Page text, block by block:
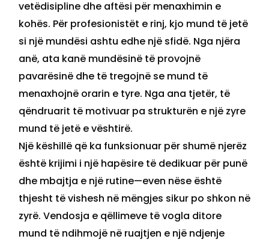
vetëdisipline dhe aftësi për menaxhimin e
kohës. Për profesionistët e rinj, kjo mund të jetë
si një mundësi ashtu edhe një sfidë. Nga njëra
anë, ata kanë mundësinë të provojnë
pavarësinë dhe të tregojnë se mund të
menaxhojnë orarin e tyre. Nga ana tjetër, të
qëndruarit të motivuar pa strukturën e një zyre
mund të jetë e vështirë.
Një këshillë që ka funksionuar për shumë njerëz
është krijimi i një hapësire të dedikuar për punë
dhe mbajtja e një rutine—even nëse është
thjesht të vishesh në mëngjes sikur po shkon në
zyrë. Vendosja e qëllimeve të vogla ditore
mund të ndihmojë në ruajtjen e një ndjenje